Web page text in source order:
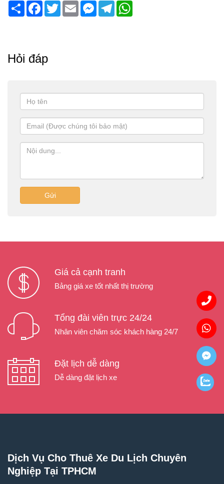
Share Facebook
TwitterEmail Messenger
Telegram
Hỏi đáp
Gửi
Giá cả cạnh tranh
Bảng giá xe tốt nhất thị trường
Tổng đài viên trực 24/24
Nhân viên chăm sóc khách hàng 24/7
Đặt lịch dễ dàng
Dễ dàng đặt lịch xe
Dịch Vụ Cho Thuê Xe Du Lịch Chuyên
Nghiệp Tại TPHCM